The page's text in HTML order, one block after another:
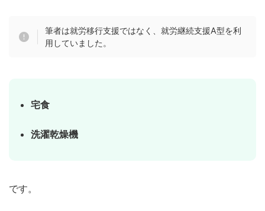
筆者は就労移行支援ではなく、就労継続支援A型を利
用していました。
宅食
洗濯乾燥機
です。